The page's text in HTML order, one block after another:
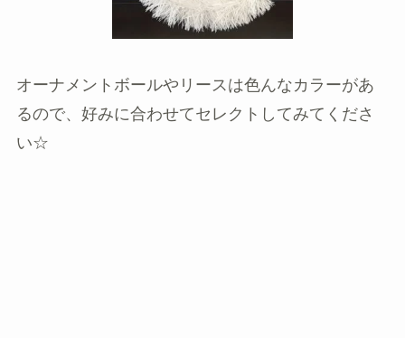
オーナメントボールやリースは色んなカラーがあ
るので、好みに合わせてセレクトしてみてくださ
い☆